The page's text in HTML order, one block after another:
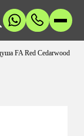
FA Red Cedarwood